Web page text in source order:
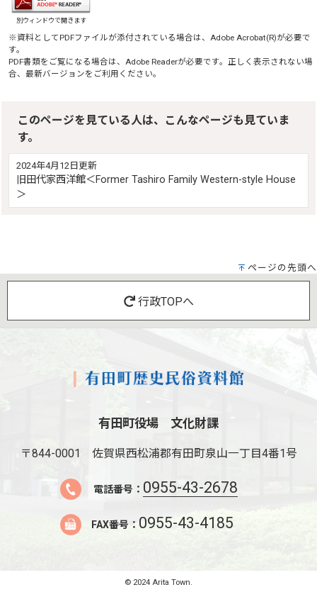
別ウィンドウで開きます
※資料としてPDFファイルが添付されている場合は、Adobe Acrobat(R)が必要で
す。
PDF書類をご覧になる場合は、Adobe Readerが必要です。正しく表示されない場
合、最新バージョンをご利用ください。
このページを見ている人は、こんなページも見ていま
す。
2024年4月12日更新
旧田代家西洋館＜Former Tashiro Family Western-style House
＞
ページの先頭へ
行政TOPへ
有田町役場 文化財課
〒844-0001 佐賀県西松浦郡有田町泉山一丁目4番1号
電話番号： 0955-43-2678
FAX番号： 0955-43-4185
© 2024 Arita Town.